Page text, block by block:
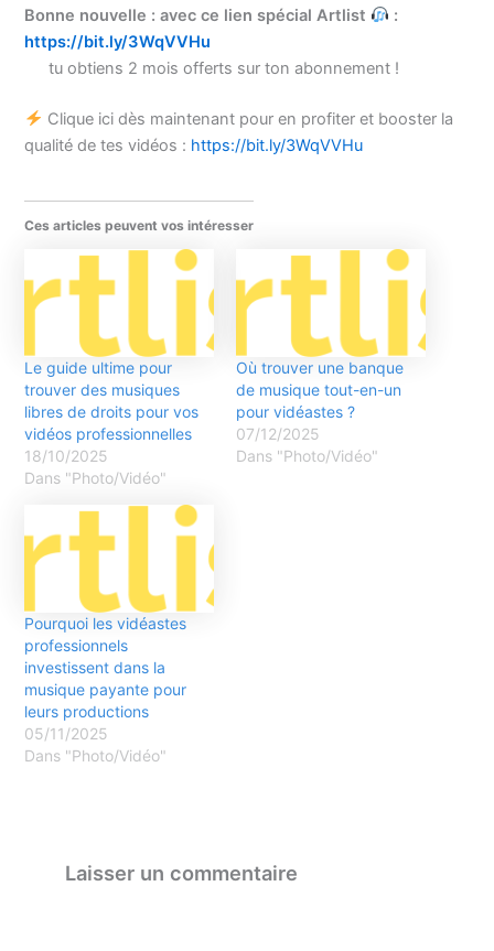
Bonne nouvelle : avec ce lien spécial Artlist
:
https://bit.ly/3WqVVHu
tu obtiens 2 mois offerts sur ton abonnement !
Clique ici dès maintenant pour en profiter et booster la
qualité de tes vidéos : https://bit.ly/3WqVVHu
Ces articles peuvent vos intéresser
Le guide ultime pour
trouver des musiques
libres de droits pour vos
vidéos professionnelles
18/10/2025
Dans "Photo/Vidéo"
Où trouver une banque
de musique tout-en-un
pour vidéastes ?
07/12/2025
Dans "Photo/Vidéo"
Pourquoi les vidéastes
professionnels
investissent dans la
musique payante pour
leurs productions
05/11/2025
Dans "Photo/Vidéo"
Laisser un commentaire